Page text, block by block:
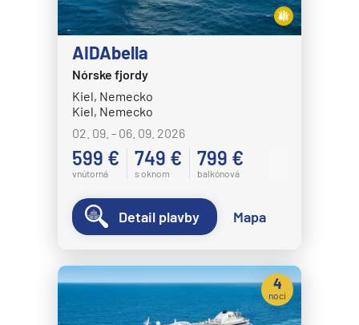
AIDAbella
Nórske fjordy
Kiel, Nemecko
Kiel, Nemecko
02. 09. - 06. 09. 2026
599 €
vnútorná
749 €
s oknom
799 €
balkónová
Detail plavby Mapa
4
noci